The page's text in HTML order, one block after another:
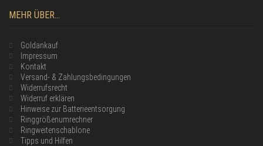
MEHR ÜBER...
Goldankauf
Impressum
Kontakt
Versand- & Zahlungsbedingungen
Widerrufsrecht
Widerruf erklären
Hinweise zur Batterieentsorgung
Ringgrößenumrechner
Ringweitenschablone
Tipps und Hilfen